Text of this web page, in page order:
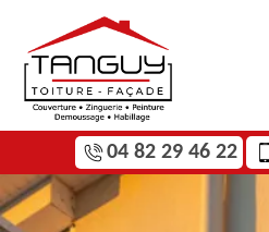
04 82 29 46 22